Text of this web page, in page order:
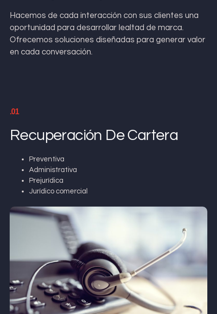
Hacemos de cada interacción con sus clientes una
oportunidad para desarrollar lealtad de marca.
Ofrecemos soluciones diseñadas para generar valor
en cada conversación.
.01
Recuperación De Cartera
Preventiva
Administrativa
Prejurídica
Jurídico comercial